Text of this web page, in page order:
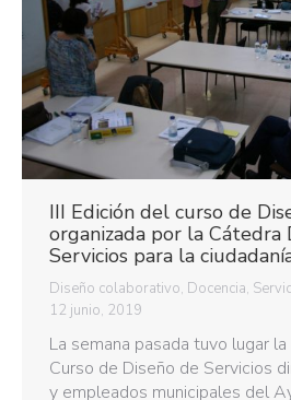
III Edición del curso de
organizada por la Cátedra
Servicios para la
Diseño colaborativo, Docencia,
12 junio, 2019
La semana pasada tuvo lugar
Curso de Diseño de Servicios
y empleados municipales del